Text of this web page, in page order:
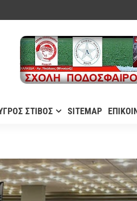
ΣΤΙΒΟΣ SITEMAP